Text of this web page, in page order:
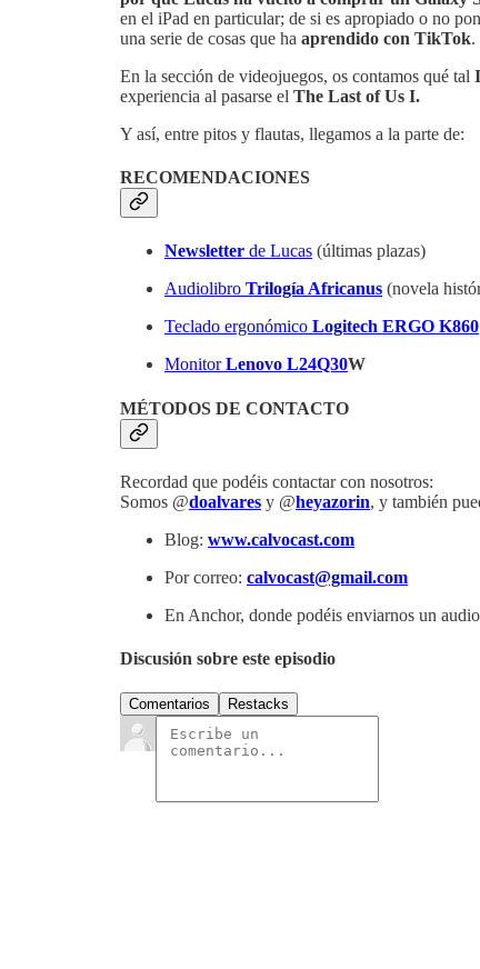
en el iPad en particular; de si es apropiado o no
una serie de cosas que ha aprendido con TikTok.
En la sección de videojuegos, os contamos qué tal
experiencia al pasarse el The Last of Us I.
Y así, entre pitos y flautas, llegamos a la parte de:
RECOMENDACIONES
Newsletter de Lucas (últimas plazas)
Audiolibro Trilogía Africanus (novela
Teclado ergonómico Logitech ERGO K860
MonitorLenovo L24Q30W
MÉTODOS DE CONTACTO
Recordad que podéis contactar con nosotros:
Somos @doalvares y @heyazorin, y también
Blog: www.calvocast.com
Por correo: calvocast@gmail.com
En Anchor, donde podéis enviarnos un
Discusión sobre este episodio
Comentarios Restacks